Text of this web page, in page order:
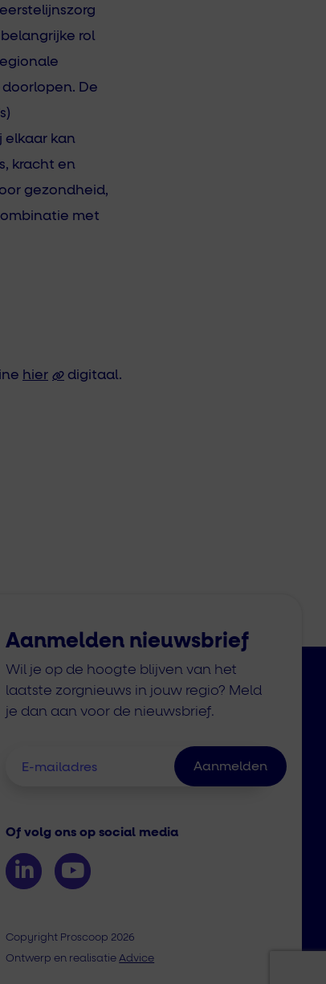
rol
De
elkaar kan
kracht en
gezondheid,
met
hier digitaal.
Aanmelden nieuwsbrief
Wil je op de hoogte blijven van het
laatste zorgnieuws in jouw regio? Meld
je dan aan voor de nieuwsbrief.
Of volg ons op social media
Copyright Proscoop 2026
Ontwerp en realisatie Advice